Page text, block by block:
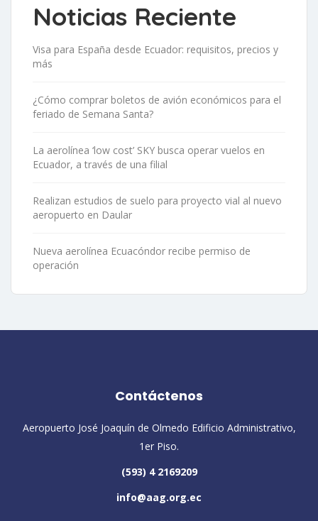
Noticias Reciente
Visa para España desde Ecuador: requisitos, precios y
más
¿Cómo comprar boletos de avión económicos para el
feriado de Semana Santa?
La aerolínea ‘low cost’ SKY busca operar vuelos en
Ecuador, a través de una filial
Realizan estudios de suelo para proyecto vial al nuevo
aeropuerto en Daular
Nueva aerolínea Ecuacóndor recibe permiso de
operación
Contáctenos
Aeropuerto José Joaquín de Olmedo Edificio Administrativo,
1er Piso.
(593) 4 2169209
info@aag.org.ec